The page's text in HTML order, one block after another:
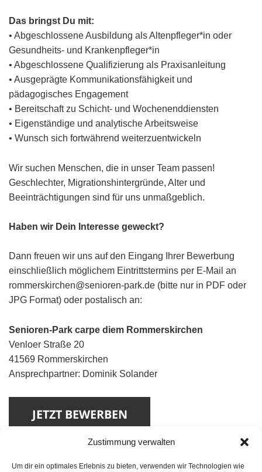
Zustimmung verwalten
Um dir ein optimales Erlebnis zu bieten, verwenden wir Technologien wie
Das bringst Du mit:
• Abgeschlossene Ausbildung als Altenpfleger*in oder
Gesundheits- und Krankenpfleger*in
• Abgeschlossene Qualifizierung als Praxisanleitung
• Ausgeprägte Kommunikationsfähigkeit und
pädagogisches Engagement
• Bereitschaft zu Schicht- und Wochenenddiensten
• Eigenständige und analytische Arbeitsweise
• Wunsch sich fortwährend weiterzuentwickeln
Wir suchen Menschen, die in unser Team passen!
Geschlechter, Migrationshintergründe, Alter und
Beeinträchtigungen sind für uns unmaßgeblich.
Haben wir Dein Interesse geweckt?
Dann freuen wir uns auf den Eingang Ihrer Bewerbung
einschließlich möglichem Eintrittstermins per E-Mail an
rommerskirchen@senioren-park.de (bitte nur in PDF oder
JPG Format) oder postalisch an:
Senioren-Park carpe diem Rommerskirchen
Venloer Straße 20
41569 Rommerskirchen
Ansprechpartner: Dominik Solander